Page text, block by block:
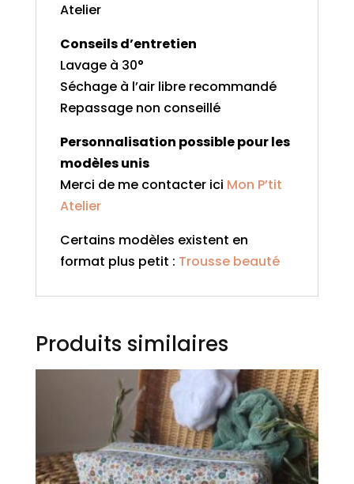
Atelier
Conseils d’entretien
Lavage à 30°
Séchage à l’air libre recommandé
Repassage non conseillé
Personnalisation possible pour les
modèles unis
Merci de me contacter ici Mon P’tit
Atelier
Certains modèles existent en
format plus petit : Trousse beauté
Produits similaires